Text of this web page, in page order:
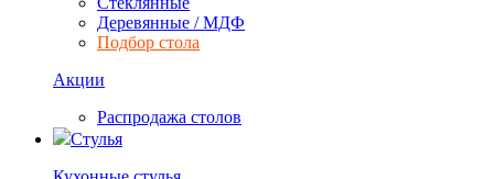
Деревянные / МДФ
Подбор стола
Акции
Распродажа столов
Стулья